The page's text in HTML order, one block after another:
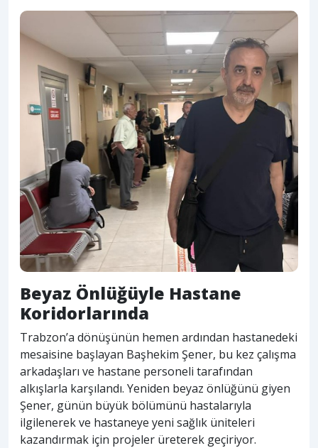
Beyaz Önlüğüyle Hastane
Koridorlarında
Trabzon’a dönüşünün hemen ardından hastanedeki
mesaisine başlayan Başhekim Şener, bu kez çalışma
arkadaşları ve hastane personeli tarafından
alkışlarla karşılandı. Yeniden beyaz önlüğünü giyen
Şener, günün büyük bölümünü hastalarıyla
ilgilenerek ve hastaneye yeni sağlık üniteleri
kazandırmak için projeler üreterek geçiriyor.